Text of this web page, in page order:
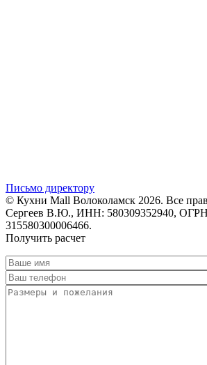
Письмо директору
© Кухни Mall Волоколамск 2026. Все
Сергеев В.Ю., ИНН: 580309352940,
315580300006466.
Получить расчет